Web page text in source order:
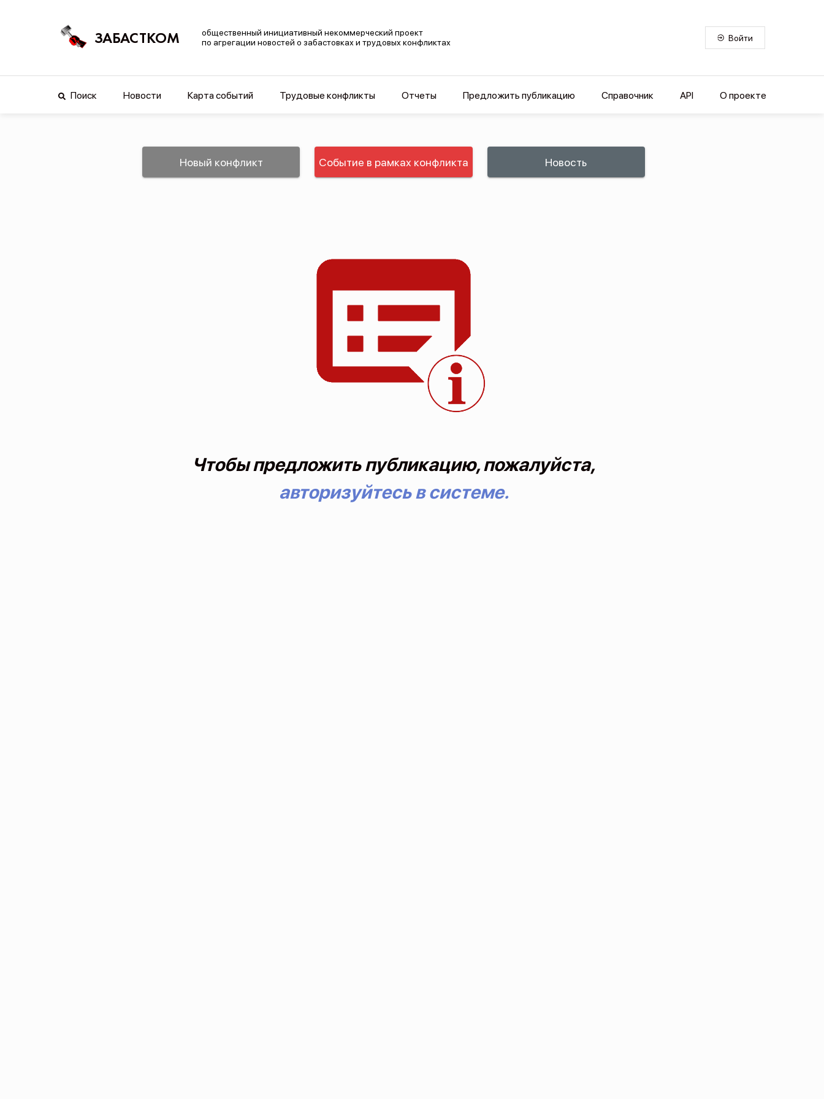
ЗАБАСТКОМ
общественный инициативный некоммерческий проект
по агрегации новостей о забастовках и трудовых конфликтах
Войти
Поиск Новости Карта событий Трудовые конфликты Отчеты Предложить публикацию Справочник API О проекте
Новый конфликт Событие в рамках конфликта Новость
Чтобы предложить публикацию, пожалуйста,
авторизуйтесь в системе.